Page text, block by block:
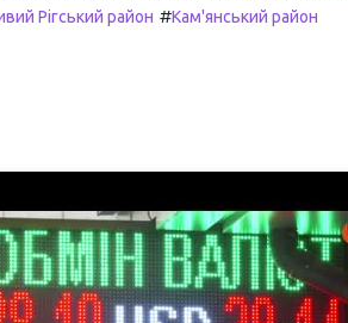
Рігський район #Кам'янський район